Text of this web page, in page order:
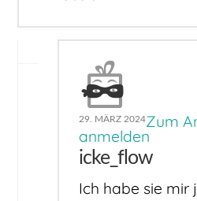
29. MÄRZ 2024Zum
anmelden
icke_flow
Ich habe sie mir